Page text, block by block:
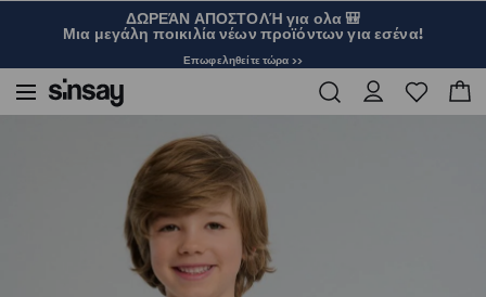
ΔΩΡΕΆΝ ΑΠΟΣΤΟΛΉ για ολα 🎒
Μια μεγάλη ποικιλία νέων προϊόντων για εσένα!
Επωφεληθείτε τώρα >>
Αγόρι 3-10 Μπλούζα Hot Wheels